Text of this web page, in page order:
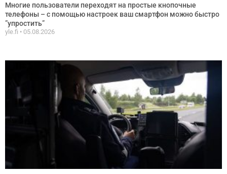
Многие пользователи переходят на простые кнопочные
телефоны – с помощью настроек ваш смартфон можно быстро
”упростить”
yle.fi 05.08.2026